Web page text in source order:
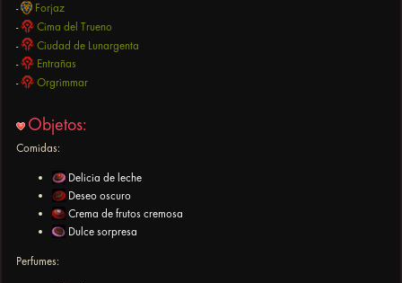
-
Forjaz
-
Cima del Trueno
-
Ciudad de Lunargenta
-
Entrañas
-
Orgrimmar
Objetos:
Comidas:
Delicia de leche
Deseo oscuro
Crema de frutos cremosa
Dulce sorpresa
Perfumes: